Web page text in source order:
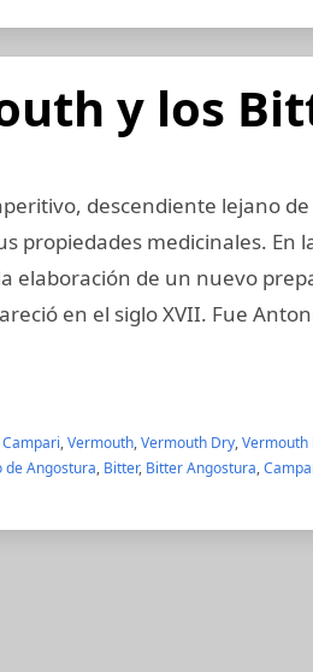
y los
descendiente lejano
propiedades medicinales. En
elaboración de un nuevo
en el siglo XVII. Fue
Campari,Vermouth,Vermouth Dry,Vermouth
de Angostura, Bitter, Bitter Angostura,